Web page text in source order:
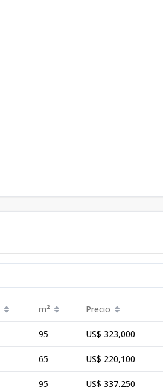
m² Precio
95 US$ 323,000
65 US$ 220,100
95 US$ 337,250